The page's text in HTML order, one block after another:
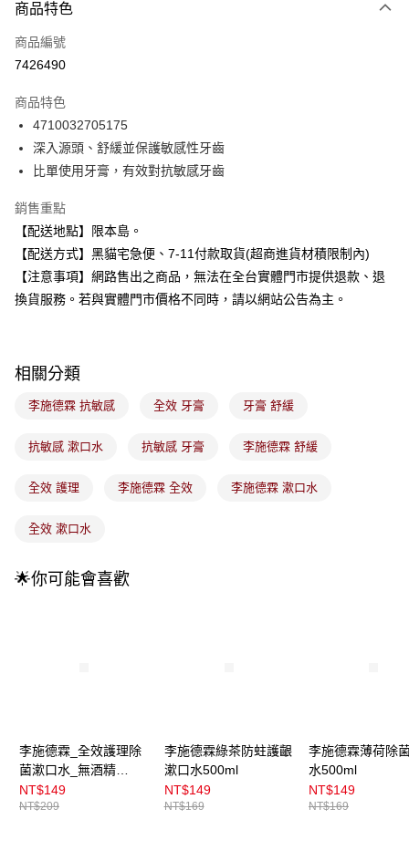
信用卡一次付款
超商取貨付款
Apple Pay
街口支付
Google Pay
全盈+PAY
2.付款方式選擇「大哥付你分期」，訂單成立後會自動跳轉到大哥付的交易
流程，驗證手機門號後，選擇欲分期的期數、繳款截止日，確認付款後即完
成交易。
3.實際核准額度、可分期數及費用金額請依後續交易確認頁面所載為準。
消。如遇「轉專審核」未通過狀況，表示未達大哥付你分期系統評分，恕無
【繳款方式說明】
1.分期款項不併入電信帳單，「大哥付你分期」於每月結算日後寄送繳費提
2.透過簡訊連結打開帳單後，可選擇「超商條碼／台灣大直營門市／銀行轉
【注意事項】
每筆NT$100，滿NT$899(含以上)免運費
付款後全家取貨
7-11取貨付款
付款後門市自取
每筆NT$100，滿NT$399(含以上)免運費
商品特色
商品編號
7426490
商品特色
4710032705175
深入源頭、舒緩並保護敏感性牙齒
比單使用牙膏，有效對抗敏感牙齒
銷售重點
【配送地點】限本島。
【配送方式】黑貓宅急便、7-11付款取貨(超商進貨材積限制內)
【注意事項】網路售出之商品，無法在全台實體門市提供退款、退
換貨服務。若與實體門市價格不同時，請以網站公告為主。
相關分類
李施德霖 抗敏感 全效 牙膏 牙膏 舒緩
抗敏感 漱口水 抗敏感 牙膏 李施德霖 舒緩
全效 護理 李施德霖 全效 李施德霖 漱口水
全效 漱口水
🌟你可能會喜歡
李施德霖_全效護理除
菌漱口水_無酒精
500ml
NT$149
NT$209
李施德霖綠茶防蛀護齦
漱口水500ml
NT$149
NT$169
李施德霖薄荷除
水500ml
NT$149
NT$169